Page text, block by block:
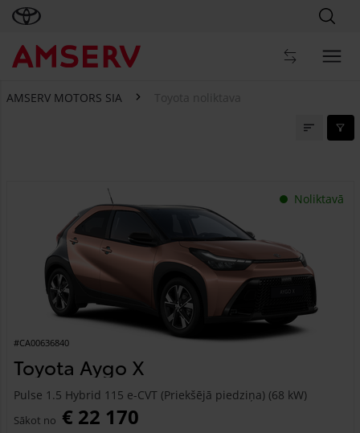
AMSERV MOTORS SIA Toyota noliktava
Noliktavā
#CA00636840
Toyota Aygo X
Pulse 1.5 Hybrid 115 e-CVT (Priekšējā piedziņa) (68 kW)
Sākot no € 22 170